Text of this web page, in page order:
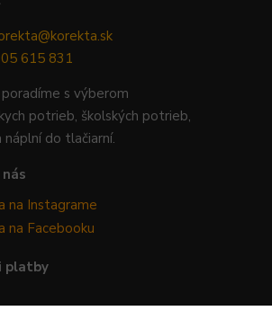
615 831
poradíme s výberom
potrieb, školských potrieb,
do tlačiarní.
platby